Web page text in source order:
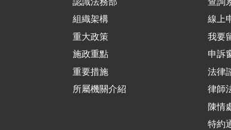
組織架構
重大政策
施政重點
重要措施
所屬機關介紹
線上
我要
申訴
法律
律師
陳情
特約